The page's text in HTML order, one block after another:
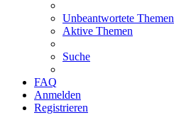
Unbeantwortete Themen
Aktive Themen
Suche
FAQ
Anmelden
Registrieren